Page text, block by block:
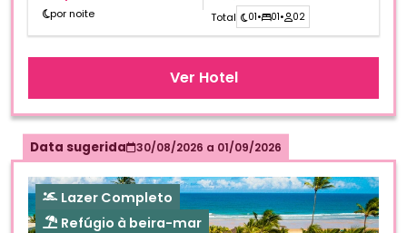
por noite Total 01• 01• 02
Ver Hotel
Data sugerida 30/08/2026 a 01/09/2026
Lazer Completo
Refúgio à beira-mar